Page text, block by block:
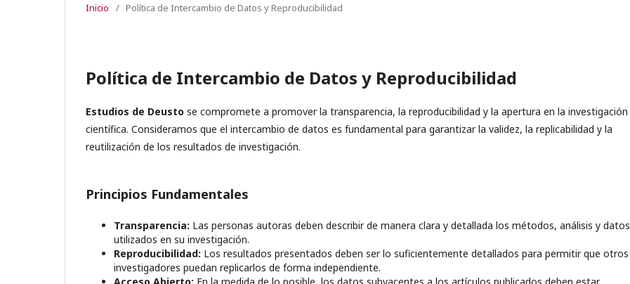
Inicio / Política de Intercambio de Datos y Reproducibilidad
Política de Intercambio de Datos y Reproducibilidad
Estudios de Deusto se compromete a promover la transparencia, la reproducibilidad y la apertura en la investigación
científica. Consideramos que el intercambio de datos es fundamental para garantizar la validez, la replicabilidad y la
reutilización de los resultados de investigación.
Principios Fundamentales
Transparencia: Las personas autoras deben describir de manera clara y detallada los métodos, análisis y datos
utilizados en su investigación.
Reproducibilidad: Los resultados presentados deben ser lo suficientemente detallados para permitir que otros
investigadores puedan replicarlos de forma independiente.